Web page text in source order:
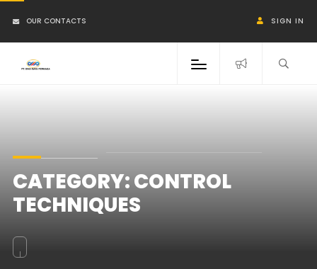
OUR CONTACTS SIGN IN
CATEGORY:CONTROL
TECHNIQUES